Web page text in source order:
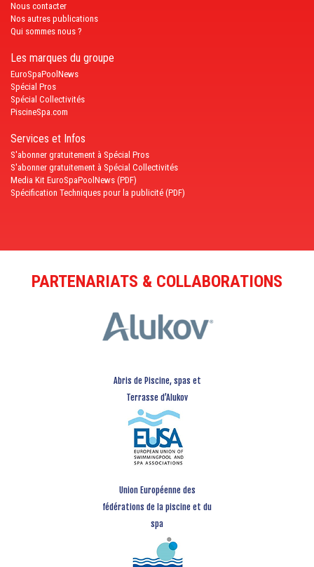
Nous contacter
Nos autres publications
Qui sommes nous ?
Les marques du groupe
EuroSpaPoolNews
Spécial Pros
Spécial Collectivités
PiscineSpa.com
Services et Infos
S'abonner gratuitement à Spécial Pros
S'abonner gratuitement à Spécial Collectivités
Media Kit EuroSpaPoolNews (PDF)
Spécification Techniques pour la publicité (PDF)
PARTENARIATS & COLLABORATIONS
Abris de Piscine, spas et
Terrasse d’Alukov
Union Européenne des
fédérations de la piscine et du
spa